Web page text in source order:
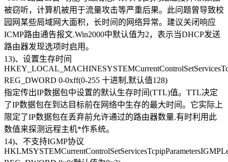
被窃听，计算机被用于流量攻击等严重后果。此问题曾导致校
园网某些局域网大面积，长时间的网络异常。建议关闭响应
ICMP路由通告报文.Win2000中默认值为2，表示当DHCP发送
路由器发现选项时启用。
13)、设置生存时间
REG_DWORD 0-0xff(0-255 十进制,默认值128)
指定传出IP数据包中设置的默认生存时间(TTL)值。TTL决定
了IP数据包在到达目标前在网络中生存的最大时间。它实际上
限定了IP数据包在丢弃前允许通过的路由器数量.有时利用此
数值来探测远程主机*作系统。
14)、不支持IGMP协议